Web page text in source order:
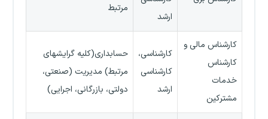
ارشد
مرتبط
کارشناس مالی و
کارشناس
خدمات
مشترکین
کارشناسی،
کارشناسی
ارشد
حسابداری(کلیه گرایشهای
مرتبط) مدیریت (صنعتی،
دولتی، بازرگانی، اجرایی)